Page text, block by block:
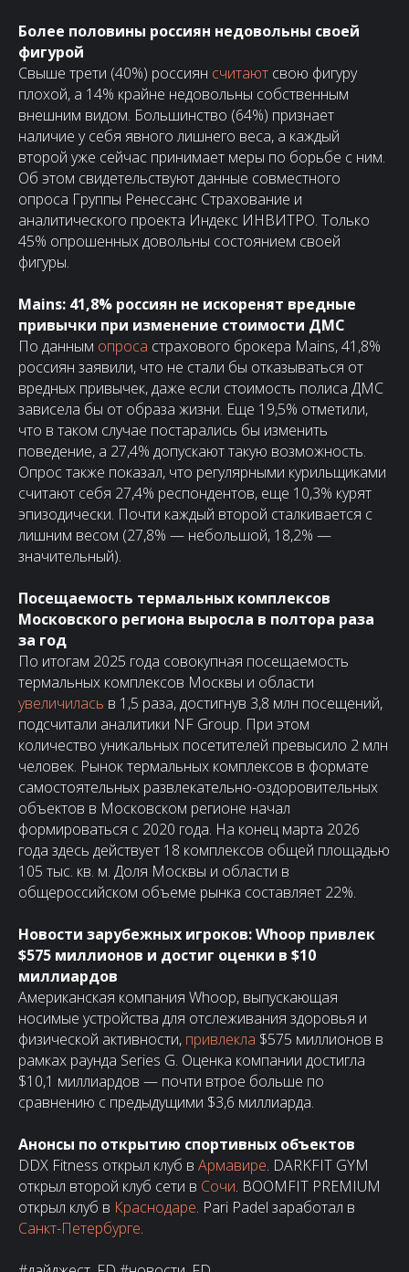
Более половины россиян недовольны своей
фигурой
Свыше трети (40%) россиян считают свою фигуру
плохой, а 14% крайне недовольны собственным
внешним видом. Большинство (64%) признает
наличие у себя явного лишнего веса, а каждый
второй уже сейчас принимает меры по борьбе с ним.
Об этом свидетельствуют данные совместного
опроса Группы Ренессанс Страхование и
аналитического проекта Индекс ИНВИТРО. Только
45% опрошенных довольны состоянием своей
фигуры.
Mains: 41,8% россиян не искоренят вредные
привычки при изменение стоимости ДМС
По данным опроса страхового брокера Mains, 41,8%
россиян заявили, что не стали бы отказываться от
вредных привычек, даже если стоимость полиса ДМС
зависела бы от образа жизни. Еще 19,5% отметили,
что в таком случае постарались бы изменить
поведение, а 27,4% допускают такую возможность.
Опрос также показал, что регулярными курильщиками
считают себя 27,4% респондентов, еще 10,3% курят
эпизодически. Почти каждый второй сталкивается с
лишним весом (27,8% — небольшой, 18,2% —
значительный).
Посещаемость термальных комплексов
Московского региона выросла в полтора раза
за год
По итогам 2025 года совокупная посещаемость
термальных комплексов Москвы и области
увеличилась в 1,5 раза, достигнув 3,8 млн посещений,
подсчитали аналитики NF Group. При этом
количество уникальных посетителей превысило 2 млн
человек. Рынок термальных комплексов в формате
самостоятельных развлекательно-оздоровительных
объектов в Московском регионе начал
формироваться с 2020 года. На конец марта 2026
года здесь действует 18 комплексов общей площадью
105 тыс. кв. м. Доля Москвы и области в
общероссийском объеме рынка составляет 22%.
Новости зарубежных игроков: Whoop привлек
$575 миллионов и достиг оценки в $10
миллиардов
Американская компания Whoop, выпускающая
носимые устройства для отслеживания здоровья и
физической активности, привлекла $575 миллионов в
рамках раунда Series G. Оценка компании достигла
$10,1 миллиардов — почти втрое больше по
сравнению с предыдущими $3,6 миллиарда.
Анонсы по открытию спортивных объектов
DDX Fitness открыл клуб в Армавире. DARKFIT GYM
открыл второй клуб сети в Сочи. BOOMFIT PREMIUM
открыл клуб в Краснодаре. Pari Padel заработал в
Санкт-Петербурге.